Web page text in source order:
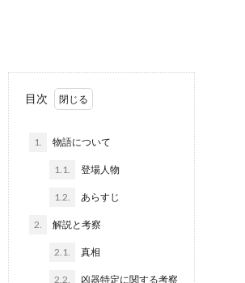
目次
1. 物語について
1.1. 登場人物
1.2. あらすじ
2. 解説と考察
2.1. 真相
2.2. 凶器特定に関する考察